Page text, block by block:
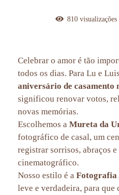
810visualizações
Celebrar o amor é tão
todos os dias. Para Lu e
aniversário de casamento
significou renovar votos,
novas memórias.
Escolhemos a Mureta da
fotográfico de casal, um
registrar sorrisos, abraços
cinematográfico.
Nosso estilo é a Fotografia
leve e verdadeira, para que